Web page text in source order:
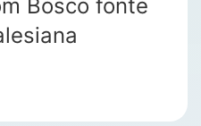
Bosco fonte